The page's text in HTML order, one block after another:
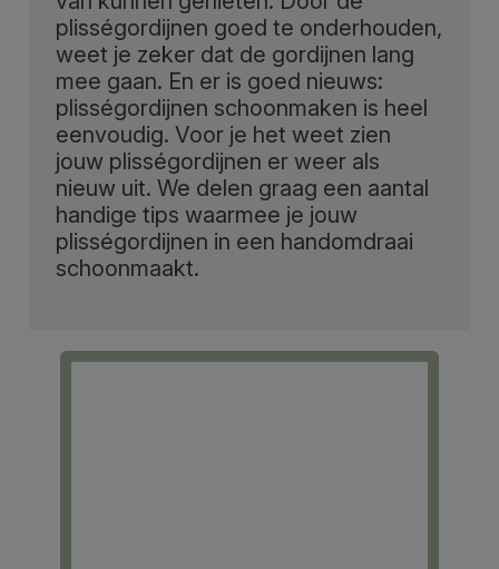
plisségordijnen goed te onderhouden,
weet je zeker dat de gordijnen lang
mee gaan. En er is goed nieuws:
plisségordijnen schoonmaken is heel
eenvoudig. Voor je het weet zien
jouw plisségordijnen er weer als
nieuw uit. We delen graag een aantal
handige tips waarmee je jouw
plisségordijnen in een handomdraai
schoonmaakt.